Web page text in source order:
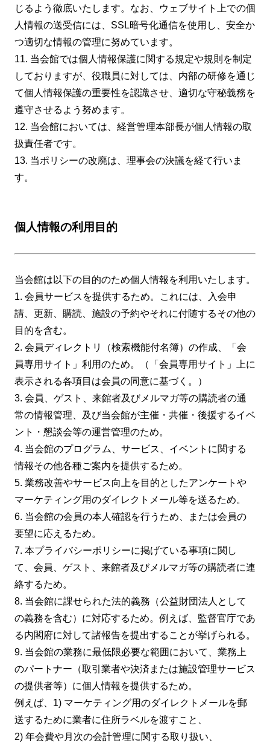
じるよう徹底いたします。なお、ウェブサイト上での個
人情報の送受信には、SSL暗号化通信を使用し、安全か
つ適切な情報の管理に努めています。
11. 当会館では個人情報保護に関する規定や規則を制定
しておりますが、役職員に対しては、内部の研修を通じ
て個人情報保護の重要性を認識させ、適切な守秘義務を
遵守させるよう努めます。
12. 当会館においては、経営管理本部長が個人情報の取
扱責任者です。
13. 当ポリシーの改廃は、理事会の決議を経て行いま
す。
個人情報の利用目的
当会館は以下の目的のため個人情報を利用いたします。
1. 会員サービスを提供するため。これには、入会申
請、更新、購読、施設の予約やそれに付随するその他の
目的を含む。
2. 会員ディレクトリ（検索機能付名簿）の作成、「会
員専用サイト」利用のため。（「会員専用サイト」上に
表示される各項目は会員の同意に基づく。）
3. 会員、ゲスト、来館者及びメルマガ等の購読者の通
常の情報管理、及び当会館が主催・共催・後援するイベ
ント・懇談会等の運営管理のため。
4. 当会館のプログラム、サービス、イベントに関する
情報その他各種ご案内を提供するため。
5. 業務改善やサービス向上を目的としたアンケートや
マーケティング用のダイレクトメール等を送るため。
6. 当会館の会員の本人確認を行うため、または会員の
要望に応えるため。
7. 本プライバシーポリシーに掲げている事項に関し
て、会員、ゲスト、来館者及びメルマガ等の購読者に連
絡するため。
8. 当会館に課せられた法的義務（公益財団法人として
の義務を含む）に対応するため。例えば、監督官庁であ
る内閣府に対して諸報告を提出することが挙げられる。
9. 当会館の業務に最低限必要な範囲において、業務上
のパートナー（取引業者や決済または施設管理サービス
の提供者等）に個人情報を提供するため。
例えば、1) マーケティング用のダイレクトメールを郵
送するために業者に住所ラベルを渡すこと、
2) 年会費や月次の会計管理に関する取り扱い、